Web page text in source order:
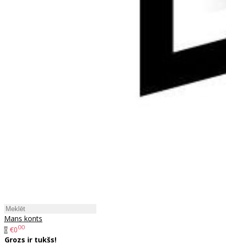
Mans konts
0 €000
Grozs ir tukšs!